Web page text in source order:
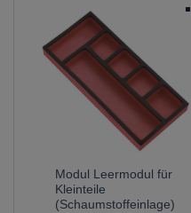
Modul Leermodul für
Kleinteile
(Schaumstoffeinlage)